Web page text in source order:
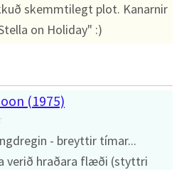
skemmtilegt plot. Kanarnir
on Holiday" :)
(1975)
- breyttir tímar...
verið hraðara flæði (styttri